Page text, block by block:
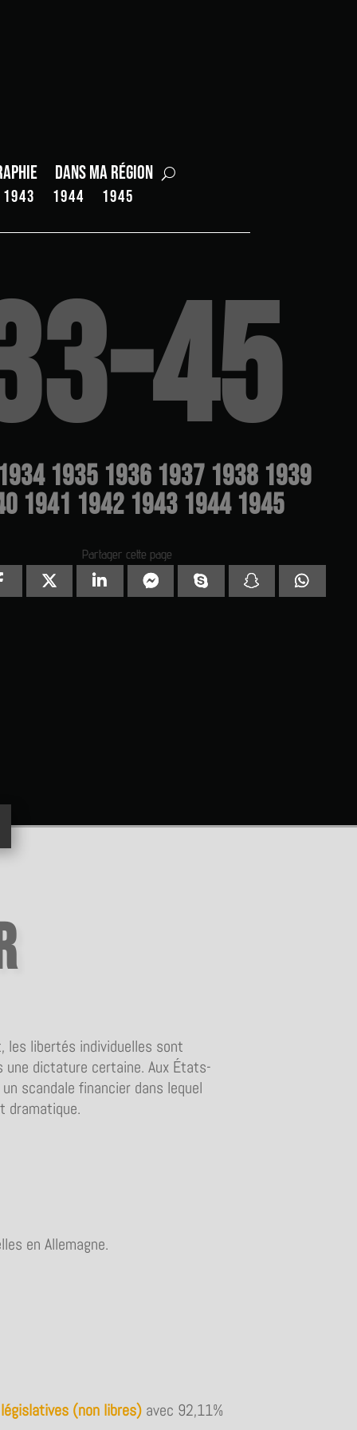
Dans ma région
1943 1944 1945
45
1935 1936 1937 1938 1939
1941 1942 1943 1944 1945
Partager cette page
les libertés individuelles sont
une dictature certaine. Aux États-
scandale financier dans lequel
dramatique.
en Allemagne.
(non libres) avec 92,11%